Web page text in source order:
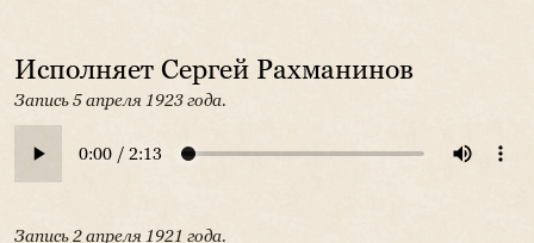
Исполняет Сергей Рахманинов
Запись 5 апреля 1923 года.
Запись 2 апреля 1921 года.